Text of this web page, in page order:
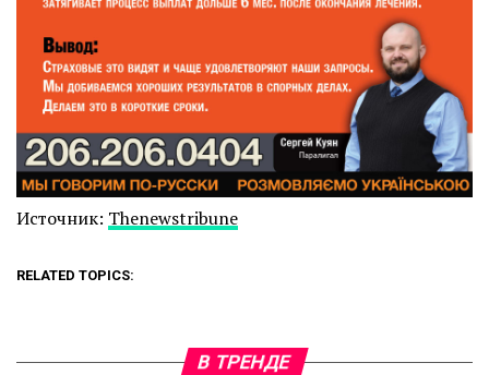
Источник: Thenewstribune
RELATED TOPICS:
В ТРЕНДЕ